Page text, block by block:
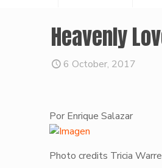
Heavenly
6 October, 2017
Por Enrique Salazar
Photo credits Tricia